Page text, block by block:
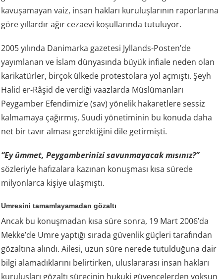
kavuşamayan vaiz, insan hakları kuruluşlarının raporlarına
göre yıllardır ağır cezaevi koşullarında tutuluyor.
2005 yılında Danimarka gazetesi Jyllands-Posten’de
yayımlanan ve İslam dünyasında büyük infiale neden olan
karikatürler, birçok ülkede protestolara yol açmıştı. Şeyh
Halid er-Râşid de verdiği vaazlarda Müslümanları
Peygamber Efendimiz’e (sav) yönelik hakaretlere sessiz
kalmamaya çağırmış, Suudi yönetiminin bu konuda daha
net bir tavır alması gerektiğini dile getirmişti.
“Ey ümmet, Peygamberinizi savunmayacak mısınız?”
sözleriyle hafızalara kazınan konuşması kısa sürede
milyonlarca kişiye ulaşmıştı.
Umresini tamamlayamadan gözaltı
Ancak bu konuşmadan kısa süre sonra, 19 Mart 2006’da
Mekke’de Umre yaptığı sırada güvenlik güçleri tarafından
gözaltına alındı. Ailesi, uzun süre nerede tutulduğuna dair
bilgi alamadıklarını belirtirken, uluslararası insan hakları
kuruluşları gözaltı sürecinin hukuki güvencelerden yoksun